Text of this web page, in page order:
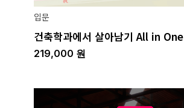
입문
건축학과에서 살아남기 All in One
219,000 원